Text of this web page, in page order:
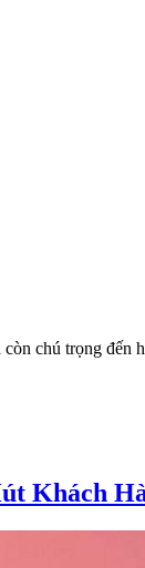
chú trọng
Khách